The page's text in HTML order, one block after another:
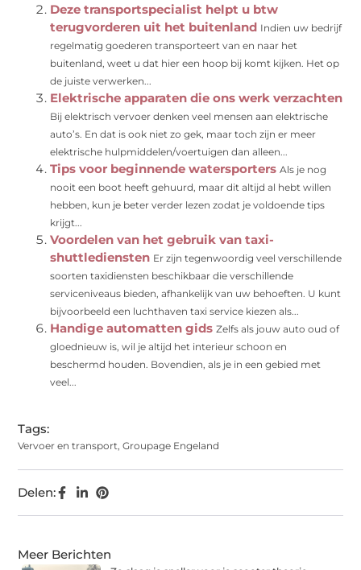
Deze transportspecialist helpt u btw
terugvorderen uit het buitenland Indien uw bedrijf
regelmatig goederen transporteert van en naar het
buitenland, weet u dat hier een hoop bij komt kijken. Het op
de juiste verwerken...
Elektrische apparaten die ons werk verzachten
Bij elektrisch vervoer denken veel mensen aan elektrische
auto’s. En dat is ook niet zo gek, maar toch zijn er meer
elektrische hulpmiddelen/voertuigen dan alleen...
Tips voor beginnende watersporters Als je nog
nooit een boot heeft gehuurd, maar dit altijd al hebt willen
hebben, kun je beter verder lezen zodat je voldoende tips
krijgt...
Voordelen van het gebruik van taxi-
shuttlediensten Er zijn tegenwoordig veel verschillende
soorten taxidiensten beschikbaar die verschillende
serviceniveaus bieden, afhankelijk van uw behoeften. U kunt
bijvoorbeeld een luchthaven taxi service kiezen als...
Handige automatten gids Zelfs als jouw auto oud of
gloednieuw is, wil je altijd het interieur schoon en
beschermd houden. Bovendien, als je in een gebied met
veel...
Tags:
Vervoer en transport,Groupage Engeland
Delen:
Meer Berichten